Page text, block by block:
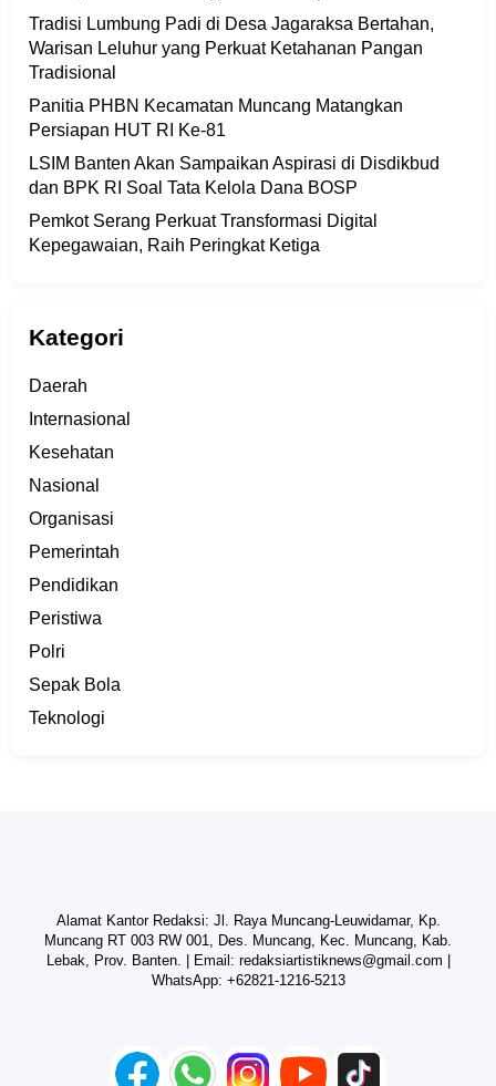
Tradisi Lumbung Padi di Desa Jagaraksa Bertahan,
Warisan Leluhur yang Perkuat Ketahanan Pangan
Tradisional
Panitia PHBN Kecamatan Muncang Matangkan
Persiapan HUT RI Ke-81
LSIM Banten Akan Sampaikan Aspirasi di Disdikbud
dan BPK RI Soal Tata Kelola Dana BOSP
Pemkot Serang Perkuat Transformasi Digital
Kepegawaian, Raih Peringkat Ketiga
Kategori
Daerah
Internasional
Kesehatan
Nasional
Organisasi
Pemerintah
Pendidikan
Peristiwa
Polri
Sepak Bola
Teknologi
Alamat Kantor Redaksi: Jl. Raya Muncang-Leuwidamar, Kp.
Muncang RT 003 RW 001, Des. Muncang, Kec. Muncang, Kab.
Lebak, Prov. Banten. | Email: redaksiartistiknews@gmail.com
WhatsApp: +62821-1216-5213